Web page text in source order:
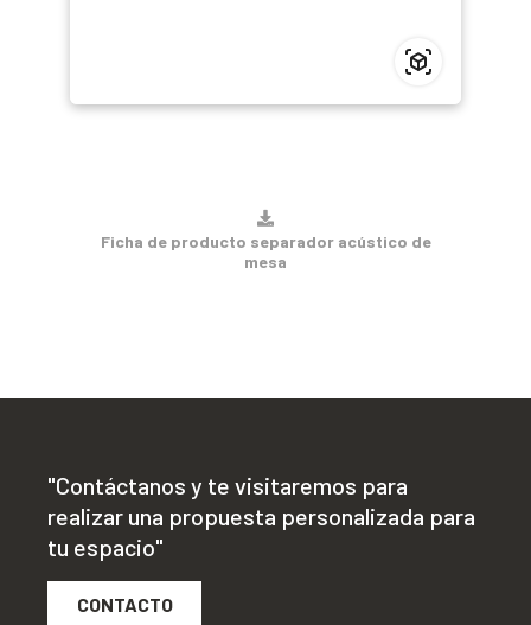
Ficha de producto separador acústico de
mesa
"Contáctanos y te visitaremos para
realizar una propuesta personalizada para
tu espacio"
CONTACTO